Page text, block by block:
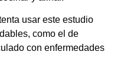
usar este estudio
como el de
con enfermedades